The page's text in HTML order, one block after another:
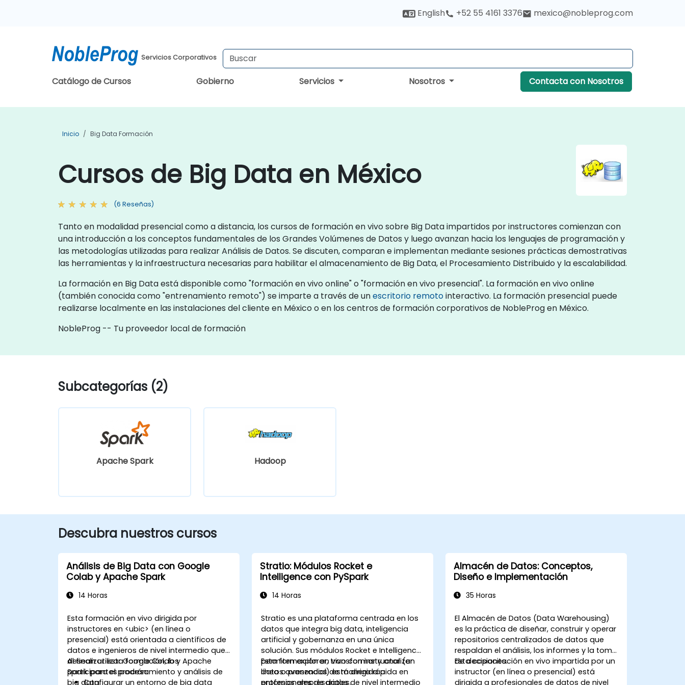
English +52 55 4161 3376 mexico@nobleprog.com
Servicios Corporativos
Catálogo de Cursos Gobierno Servicios Nosotros Contacta con Nosotros
Inicio Big Data Formación
Cursos de Big Data en México
(6 Reseñas)
Tanto en modalidad presencial como a distancia, los cursos de formación en vivo sobre Big Data impartidos por instructores comienzan con
una introducción a los conceptos fundamentales de los Grandes Volúmenes de Datos y luego avanzan hacia los lenguajes de programación y
las metodologías utilizadas para realizar Análisis de Datos. Se discuten, comparan e implementan mediante sesiones prácticas demostrativas
las herramientas y la infraestructura necesarias para habilitar el almacenamiento de Big Data, el Procesamiento Distribuido y la escalabilidad.
La formación en Big Data está disponible como "formación en vivo online" o "formación en vivo presencial". La formación en vivo online
(también conocida como "entrenamiento remoto") se imparte a través de unescritorio remotointeractivo. La formación presencial puede
realizarse localmente en las instalaciones del cliente en México o en los centros de formación corporativos de NobleProg en México.
NobleProg -- Tu proveedor local de formación
Subcategorías (2)
Apache Spark Hadoop
Descubra nuestros cursos
Análisis de Big Data con Google
Colab y Apache Spark
14 Horas
Esta formación en vivo dirigida por
instructores en <ubic> (en línea o
presencial) está orientada a científicos de
datos e ingenieros de nivel intermedio que
desean utilizar Google Colab y Apache
Spark para el procesamiento y análisis de
big data.
Al finalizar esta formación, los
participantes podrán:
Configurar un entorno de big data
Stratio: Módulos Rocket e
Intelligence con PySpark
14 Horas
Stratio es una plataforma centrada en los
datos que integra big data, inteligencia
artificial y gobernanza en una única
solución. Sus módulos Rocket e Intelligence
permiten explorar, transformar y analizar
datos avanzados de manera rápida en
entornos empresariales.
Esta formación en vivo con instructor (en
línea o presencial) está dirigida a
profesionales de datos de nivel intermedio
Almacén de Datos: Conceptos,
Diseño e Implementación
35 Horas
El Almacén de Datos (Data Warehousing)
es la práctica de diseñar, construir y operar
repositorios centralizados de datos que
respaldan el análisis, los informes y la toma
de decisiones.
Esta capacitación en vivo impartida por un
instructor (en línea o presencial) está
dirigida a profesionales de datos de nivel